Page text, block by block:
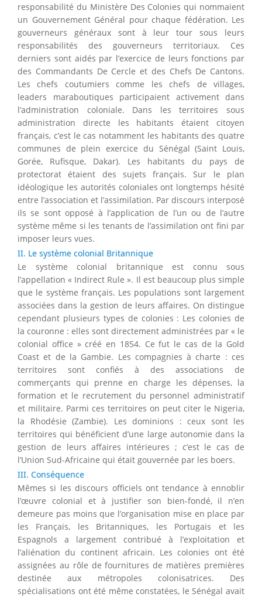
responsabilité du Ministère Des Colonies qui nommaient
un Gouvernement Général pour chaque fédération. Les
gouverneurs généraux sont à leur tour sous leurs
responsabilités des gouverneurs territoriaux. Ces
derniers sont aidés par l’exercice de leurs fonctions par
des Commandants De Cercle et des Chefs De Cantons.
Les chefs coutumiers comme les chefs de villages,
leaders maraboutiques participaient activement dans
l’administration coloniale. Dans les territoires sous
administration directe les habitants étaient citoyen
français, c’est le cas notamment les habitants des quatre
communes de plein exercice du Sénégal (Saint Louis,
Gorée, Rufisque, Dakar). Les habitants du pays de
protectorat étaient des sujets français. Sur le plan
idéologique les autorités coloniales ont longtemps hésité
entre l’association et l’assimilation. Par discours interposé
ils se sont opposé à l’application de l’un ou de l’autre
système même si les tenants de l’assimilation ont fini par
imposer leurs vues.
II. Le système colonial Britannique
Le système colonial britannique est connu sous
l’appellation « Indirect Rule ». Il est beaucoup plus simple
que le système français. Les populations sont largement
associées dans la gestion de leurs affaires. On distingue
cependant plusieurs types de colonies : Les colonies de
la couronne : elles sont directement administrées par « le
colonial office » créé en 1854. Ce fut le cas de la Gold
Coast et de la Gambie. Les compagnies à charte : ces
territoires sont confiés à des associations de
commerçants qui prenne en charge les dépenses, la
formation et le recrutement du personnel administratif
et militaire. Parmi ces territoires on peut citer le Nigeria,
la Rhodésie (Zambie). Les dominions : ceux sont les
territoires qui bénéficient d’une large autonomie dans la
gestion de leurs affaires intérieures ; c’est le cas de
l’Union Sud-Africaine qui était gouvernée par les boers.
III. Conséquence
Mêmes si les discours officiels ont tendance à ennoblir
l’œuvre colonial et à justifier son bien-fondé, il n’en
demeure pas moins que l’organisation mise en place par
les Français, les Britanniques, les Portugais et les
Espagnols a largement contribué à l’exploitation et
l’aliénation du continent africain. Les colonies ont été
assignées au rôle de fournitures de matières premières
destinée aux métropoles colonisatrices. Des
spécialisations ont été même constatées, le Sénégal avait